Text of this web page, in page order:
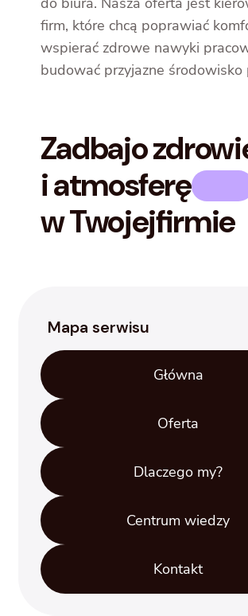
firm, które chcą poprawiać
wspierać zdrowe nawyki
budować przyjazne środowisko
Zadbajo
i atmosferę
w Twojejfirmie
Mapa serwisu
Główna
Oferta
Dlaczego my?
Centrum wiedzy
Kontakt